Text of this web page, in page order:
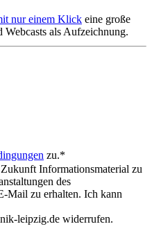
nur einem Klick eine große
als Aufzeichnung.
zu.*
Informationsmaterial zu
des
Mail zu erhalten. Ich kann
leipzig.de widerrufen.